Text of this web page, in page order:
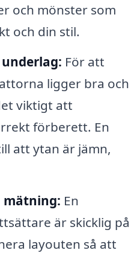
och mönster som
och din stil.
underlag: För att
ligger bra och
viktigt att
förberett. En
att ytan är jämn,
mätning: En
är skicklig på
layouten så att